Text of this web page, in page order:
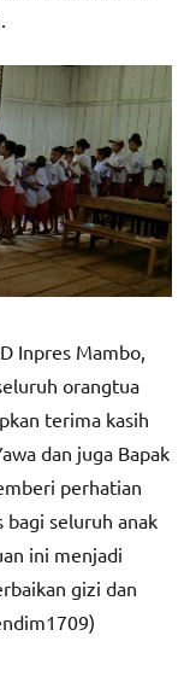
Inpres Mambo,
orangtua
terima kasih
dan juga Bapak
perhatian
seluruh anak
ini menjadi
gizi dan